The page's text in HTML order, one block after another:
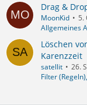
Drag &
MoonKid
5.
Allgemeines
Löschen
Karenzzeit
satellit
26.
Filter